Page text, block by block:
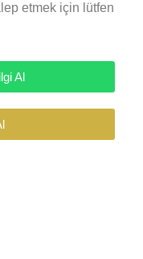
etmek için lütfen
Al